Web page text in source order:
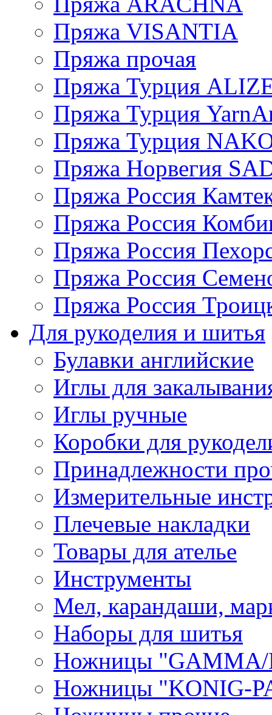
Пряжа VISANTIA
Пряжа прочая
Пряжа Турция
Пряжа Турция
Пряжа Турция
Пряжа Норвегия
Пряжа Россия
Пряжа Россия
Пряжа Россия
Пряжа Россия
Пряжа Россия
Для рукоделия и шитья
Булавки английские
Иглы для
Иглы ручные
Коробки для
Принадлежности
Измерительные
Плечевые накладки
Товары для ателье
Инструменты
Мел, карандаши,
Наборы для шитья
Ножницы "GAMMA/
Ножницы "KONIG-